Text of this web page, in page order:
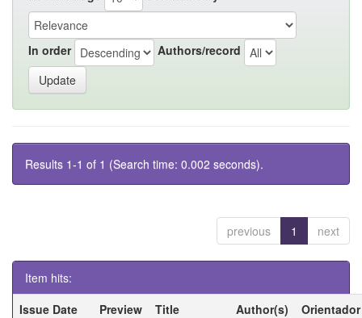
In order Authors/record
Results 1-1 of 1 (Search time: 0.002 seconds).
previous 1 next
Item hits:
Issue Date
Preview Title Author(s)
Orientador